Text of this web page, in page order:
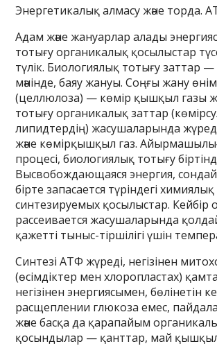
Энергетикалық алмасу және торда.
Адам және жануарлар алады
тотығу органикалық қосылыстар
түлік. Биологиялық тотығу заттар
мәнінде, баяу жануы. Соңғы жану
(целлюлоза) — көмір қышқыл газы
тотығу органикалық заттар
липидтердің) жасушаларында
және көмірқышқыл газ.
процесі, биологиялық тотығу
Высвобождающаяся энергия,
бірте запасается түріндегі
синтезируемых қосылыстар. Кейбір
рассеивается жасушаларында
қажетті тыныс-тіршілігі үшін
Синтезі АТФ жүреді, негізінен
(өсімдіктер мен хлоропластах)
негізінен энергиясымен, бөлінетін
расщеплении глюкоза емес,
және басқа да қарапайым
қосындылар — қанттар, май